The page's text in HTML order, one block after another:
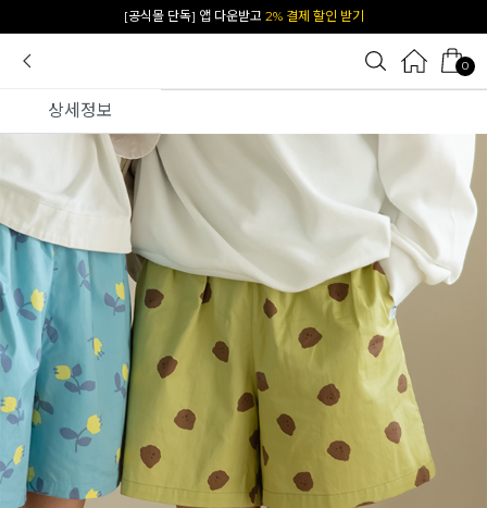
[공식몰 단독] 앱 다운받고 2% 결제 할인 받기
0
상세정보